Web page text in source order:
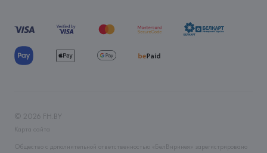
© 2026 FH.BY
Карта сайта
Общество с дополнительной ответственностью «БелВиринея» зарегистрировано